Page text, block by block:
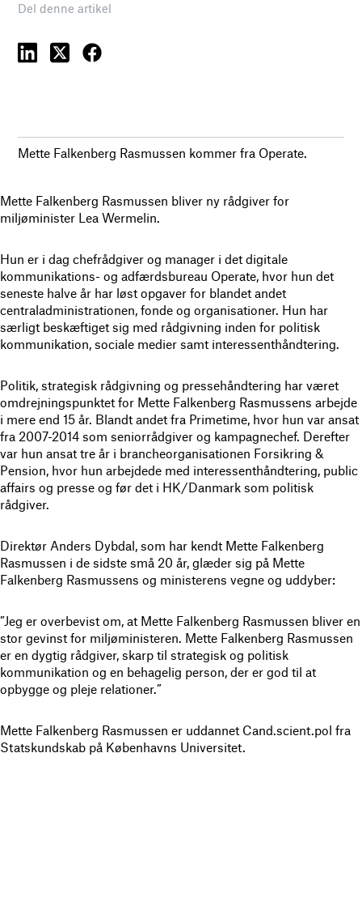
Del denne artikel
Mette Falkenberg Rasmussen kommer fra Operate.
Mette Falkenberg Rasmussen bliver ny rådgiver for
miljøminister Lea Wermelin.
Hun er i dag chefrådgiver og manager i det digitale
kommunikations- og adfærdsbureau Operate, hvor hun det
seneste halve år har løst opgaver for blandet andet
centraladministrationen, fonde og organisationer. Hun har
særligt beskæftiget sig med rådgivning inden for politisk
kommunikation, sociale medier samt interessenthåndtering.
Politik, strategisk rådgivning og pressehåndtering har været
omdrejningspunktet for Mette Falkenberg Rasmussens arbejde
i mere end 15 år. Blandt andet fra Primetime, hvor hun var ansat
fra 2007-2014 som seniorrådgiver og kampagnechef. Derefter
var hun ansat tre år i brancheorganisationen Forsikring &
Pension, hvor hun arbejdede med interessenthåndtering, public
affairs og presse og før det i HK/Danmark som politisk
rådgiver.
Direktør Anders Dybdal, som har kendt Mette Falkenberg
Rasmussen i de sidste små 20 år, glæder sig på Mette
Falkenberg Rasmussens og ministerens vegne og uddyber:
”Jeg er overbevist om, at Mette Falkenberg Rasmussen bliver en
stor gevinst for miljøministeren. Mette Falkenberg Rasmussen
er en dygtig rådgiver, skarp til strategisk og politisk
kommunikation og en behagelig person, der er god til at
opbygge og pleje relationer.”
Mette Falkenberg Rasmussen er uddannet Cand.scient.pol fra
Statskundskab på Københavns Universitet.